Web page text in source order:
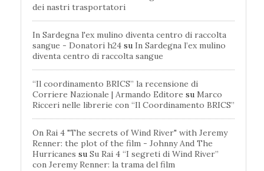
dei nastri trasportatori
In Sardegna l'ex mulino diventa centro di raccolta
sangue - Donatori h24 su In Sardegna l’ex mulino
diventa centro di raccolta sangue
“Il coordinamento BRICS” la recensione di
Corriere Nazionale | Armando Editore su Marco
Ricceri nelle librerie con “Il Coordinamento BRICS”
On Rai 4 "The secrets of Wind River" with Jeremy
Renner: the plot of the film - Johnny And The
Hurricanes su Su Rai 4 “I segreti di Wind River”
con Jeremy Renner: la trama del film